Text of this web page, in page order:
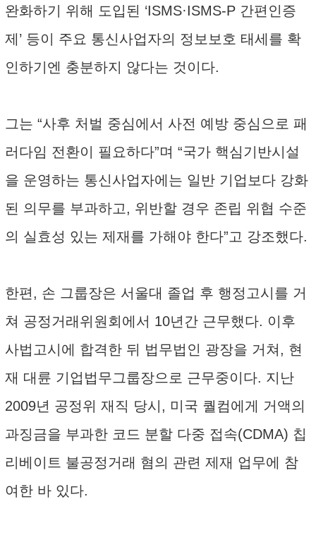
완화하기 위해 도입된 ‘ISMS·ISMS-P 간편인증
제’ 등이 주요 통신사업자의 정보보호 태세를 확
인하기엔 충분하지 않다는 것이다.
그는 “사후 처벌 중심에서 사전 예방 중심으로 패
러다임 전환이 필요하다”며 “국가 핵심기반시설
을 운영하는 통신사업자에는 일반 기업보다 강화
된 의무를 부과하고, 위반할 경우 존립 위협 수준
의 실효성 있는 제재를 가해야 한다”고 강조했다.
한편, 손 그룹장은 서울대 졸업 후 행정고시를 거
쳐 공정거래위원회에서 10년간 근무했다. 이후
사법고시에 합격한 뒤 법무법인 광장을 거쳐, 현
재 대륜 기업법무그룹장으로 근무중이다. 지난
2009년 공정위 재직 당시, 미국 퀄컴에게 거액의
과징금을 부과한 코드 분할 다중 접속(CDMA) 칩
리베이트 불공정거래 혐의 관련 제재 업무에 참
여한 바 있다.